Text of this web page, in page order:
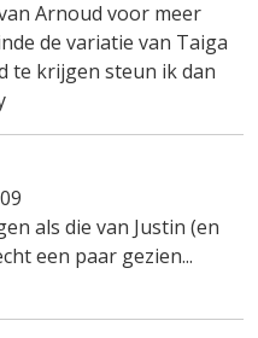
Arnoud voor meer
de variatie van Taiga
te krijgen steun ik dan
als die van Justin (en
een paar gezien...